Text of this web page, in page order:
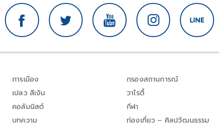
การเมือง
เปลว สีเงิน
คอลัมนิสต์
บทความ
กรองสถานการณ์
วาไรตี้
กีฬา
ท่องเที่ยว – ศิลปวัฒนธรรม